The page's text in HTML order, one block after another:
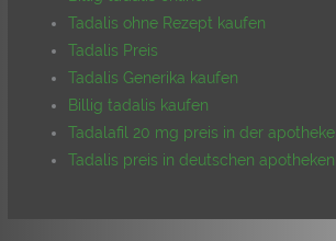
Tadalis ohne Rezept kaufen
Tadalis Preis
Tadalis Generika kaufen
Billig tadalis kaufen
Tadalafil 20 mg preis in der apotheke
Tadalis preis in deutschen apotheken